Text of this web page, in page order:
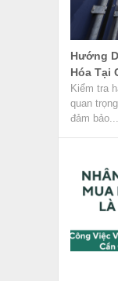
Hướng
Hóa Tại
Kiểm tra
quan
đảm bảo...